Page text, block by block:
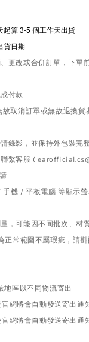
起算 3-5 個工作天出貨
貨日期
更改或合併訂單，下單
付款
故取消訂單或無故退換貨
錄影，並保持外包裝完
聯繫客服 (
手機 / 平板電腦 等顯示
，可能因不同批次、材
常範圍不屬瑕疵，請斟
區以不同物流寄出
官網將會自動發送寄出通
官網將會自動發送寄出通